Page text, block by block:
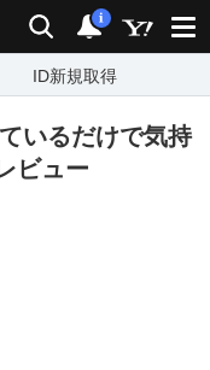
検索 通知
i
ID新規取得
いるだけで気持
ビュー